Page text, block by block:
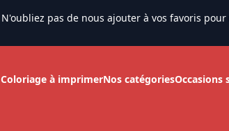
N'oubliez pas de nous ajouter à vos favoris
Coloriage à imprimerNos catégoriesOccasions